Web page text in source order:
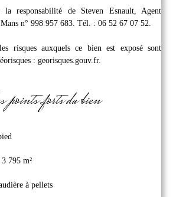
la responsabilité de Steven Esnault, Agent
n° 998 957 683. Tél. : 06 52 67 07 52.
risques auxquels ce bien est exposé sont
: georisques.gouv.fr.
forts du bien
795 m²
à pellets